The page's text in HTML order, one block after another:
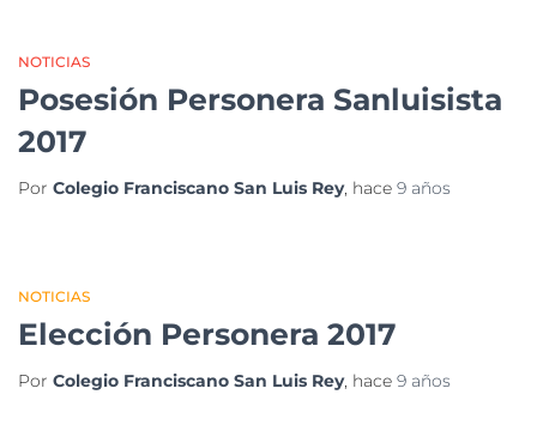
NOTICIAS
Posesión Personera Sanluisista
2017
Por Colegio Franciscano San Luis Rey, hace 9 años
NOTICIAS
Elección Personera 2017
Por Colegio Franciscano San Luis Rey, hace 9 años